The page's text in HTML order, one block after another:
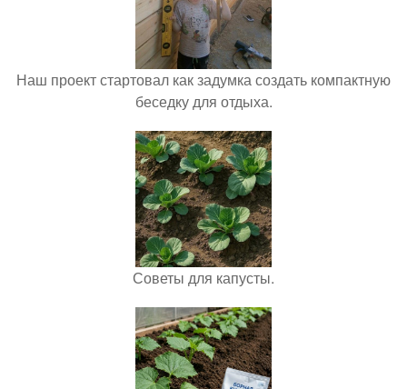
Наш проект стартовал как задумка создать компактную
беседку для отдыха.
Советы для капусты.